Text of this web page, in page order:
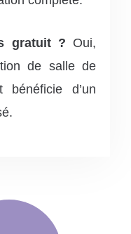
gratuit ? Oui,
de salle de
bénéficie d’un